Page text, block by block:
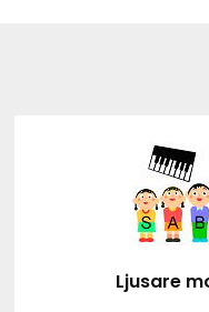
Ljusare